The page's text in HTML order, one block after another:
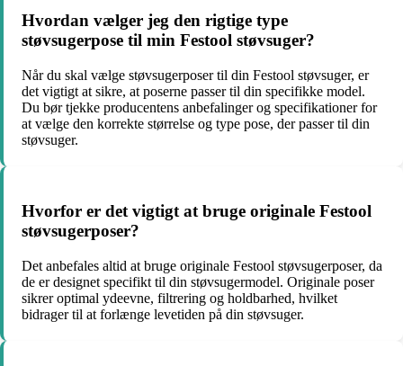
Hvordan vælger jeg den rigtige type
støvsugerpose til min Festool støvsuger?
Når du skal vælge støvsugerposer til din Festool støvsuger, er
det vigtigt at sikre, at poserne passer til din specifikke model.
Du bør tjekke producentens anbefalinger og specifikationer for
at vælge den korrekte størrelse og type pose, der passer til din
støvsuger.
Hvorfor er det vigtigt at bruge originale Festool
støvsugerposer?
Det anbefales altid at bruge originale Festool støvsugerposer, da
de er designet specifikt til din støvsugermodel. Originale poser
sikrer optimal ydeevne, filtrering og holdbarhed, hvilket
bidrager til at forlænge levetiden på din støvsuger.